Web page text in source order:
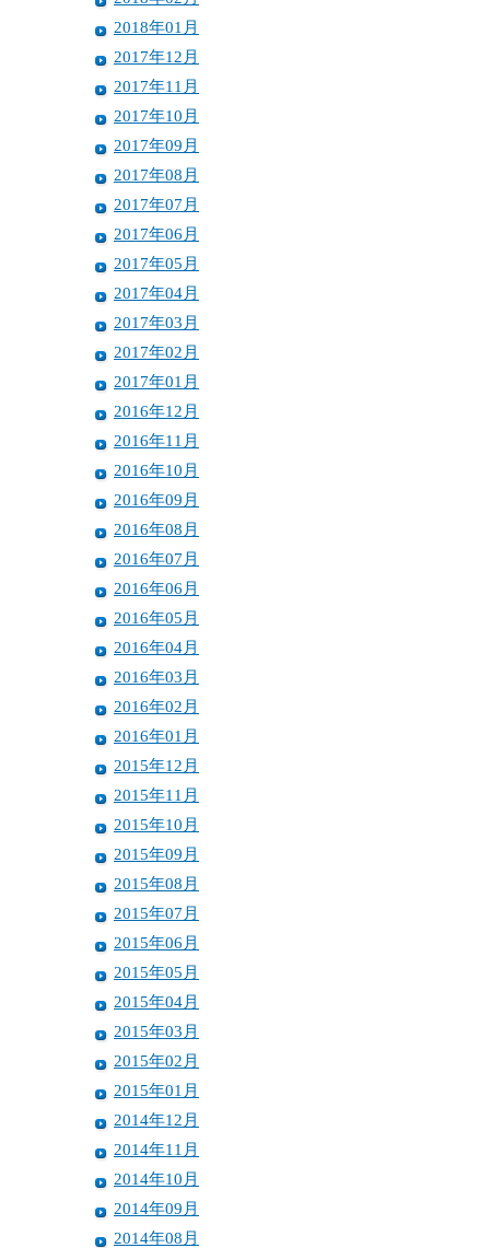
2018年01月
2017年12月
2017年11月
2017年10月
2017年09月
2017年08月
2017年07月
2017年06月
2017年05月
2017年04月
2017年03月
2017年02月
2017年01月
2016年12月
2016年11月
2016年10月
2016年09月
2016年08月
2016年07月
2016年06月
2016年05月
2016年04月
2016年03月
2016年02月
2016年01月
2015年12月
2015年11月
2015年10月
2015年09月
2015年08月
2015年07月
2015年06月
2015年05月
2015年04月
2015年03月
2015年02月
2015年01月
2014年12月
2014年11月
2014年10月
2014年09月
2014年08月